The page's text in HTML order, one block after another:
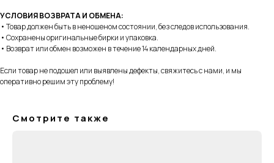
УСЛОВИЯ ВОЗВРАТА И ОБМЕНА:
• Товар должен быть в неношеном состоянии, без следов использования.
• Сохранены оригинальные бирки и упаковка.
• Возврат или обмен возможен в течение 14 календарных дней.
Если товар не подошел или выявлены дефекты, свяжитесь с нами, и мы
оперативно решим эту проблему!
Смотрите также
+7 995 122 30 95
г. Москва, ул. Русаковская, д. 27